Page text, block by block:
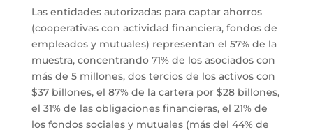
Las entidades autorizadas para captar ahorros
(cooperativas con actividad financiera, fondos de
empleados y mutuales) representan el 57% de la
muestra, concentrando 71% de los asociados con
más de 5 millones, dos tercios de los activos con
$37 billones, el 87% de la cartera por $28 billones,
el 31% de las obligaciones financieras, el 21% de
los fondos sociales y mutuales (más del 44% de